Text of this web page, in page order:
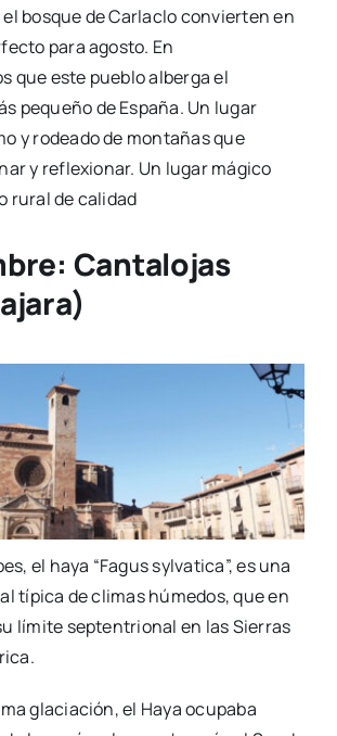
bosque de Carlaclo convierten en
para agosto. En
que este pueblo alberga el
pequeño de España. Un lugar
y rodeado de montañas que
y reflexionar. Un lugar mágico
rural de calidad
Cantalojas
el haya “Fagus sylvatica”, es una
típica de climas húmedos, que en
límite septentrional en las Sierras
glaciación, el Haya ocupaba